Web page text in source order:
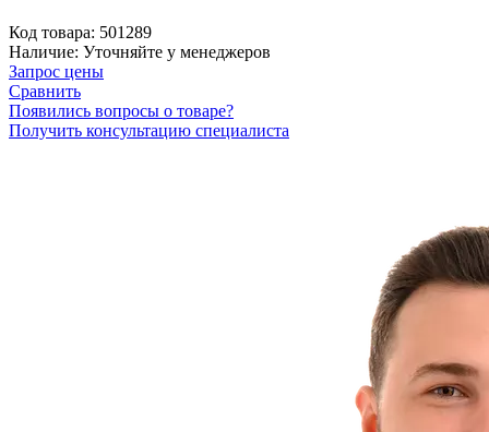
Код товара: 501289
Наличие: Уточняйте у менеджеров
Запрос цены
Сравнить
Появились вопросы о товаре?
Получить консультацию специалиста